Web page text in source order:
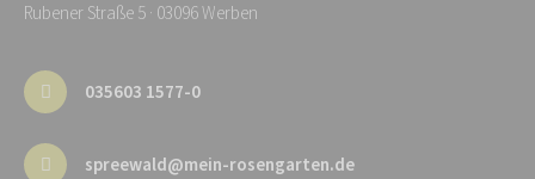
Rubener Straße 5 · 03096 Werben
035603 1577-0
spreewald@mein-rosengarten.de